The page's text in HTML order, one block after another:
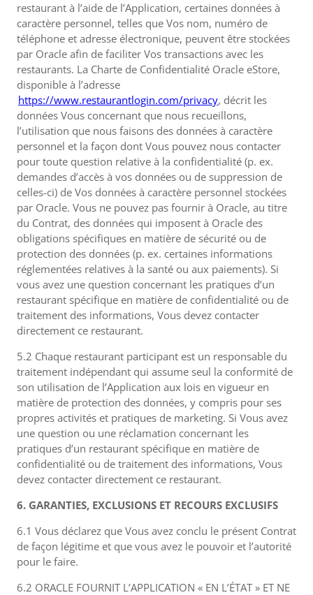
restaurant à l’aide de l’Application, certaines données à
caractère personnel, telles que Vos nom, numéro de
téléphone et adresse électronique, peuvent être stockées
par Oracle afin de faciliter Vos transactions avec les
restaurants. La Charte de Confidentialité Oracle eStore,
disponible à l’adresse
https://www.restaurantlogin.com/privacy, décrit les
données Vous concernant que nous recueillons,
l’utilisation que nous faisons des données à caractère
personnel et la façon dont Vous pouvez nous contacter
pour toute question relative à la confidentialité (p. ex.
demandes d’accès à vos données ou de suppression de
celles-ci) de Vos données à caractère personnel stockées
par Oracle. Vous ne pouvez pas fournir à Oracle, au titre
du Contrat, des données qui imposent à Oracle des
obligations spécifiques en matière de sécurité ou de
protection des données (p. ex. certaines informations
réglementées relatives à la santé ou aux paiements). Si
vous avez une question concernant les pratiques d’un
restaurant spécifique en matière de confidentialité ou de
traitement des informations, Vous devez contacter
directement ce restaurant.
5.2 Chaque restaurant participant est un responsable du
traitement indépendant qui assume seul la conformité de
son utilisation de l’Application aux lois en vigueur en
matière de protection des données, y compris pour ses
propres activités et pratiques de marketing. Si Vous avez
une question ou une réclamation concernant les
pratiques d’un restaurant spécifique en matière de
confidentialité ou de traitement des informations, Vous
devez contacter directement ce restaurant.
6. GARANTIES, EXCLUSIONS ET RECOURS EXCLUSIFS
6.1 Vous déclarez que Vous avez conclu le présent Contrat
de façon légitime et que vous avez le pouvoir et l’autorité
pour le faire.
6.2 ORACLE FOURNIT L’APPLICATION « EN L’ÉTAT » ET NE